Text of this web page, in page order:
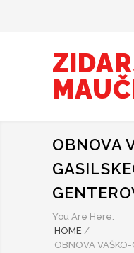
OBNOVA
You Are Here:
HOME /
OBNOVA